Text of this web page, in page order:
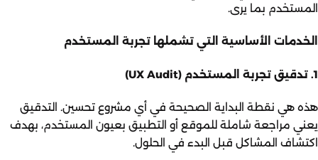
المستخدم بما يرى.
الخدمات الأساسية التي تشملها تجربة المستخدم
1. تدقيق تجربة المستخدم (UX Audit)
هذه هي نقطة البداية الصحيحة في أي مشروع تحسين. التدقيق
يعني مراجعة شاملة للموقع أو التطبيق بعيون المستخدم، بهدف
اكتشاف المشاكل قبل البدء في الحلول.